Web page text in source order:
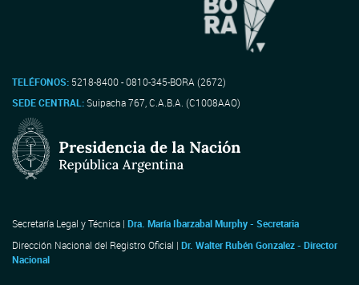
TELÉFONOS: 5218-8400 - 0810-345-BORA (2672)
SEDE CENTRAL:Suipacha 767, C.A.B.A. (C1008AAO)
Secretaría Legal y Técnica | Dra. María Ibarzabal Murphy - Secretaria
Dirección Nacional del Registro Oficial | Dr. Walter Rubén Gonzalez - Director
Nacional